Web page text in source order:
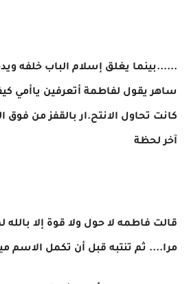
......بينما يغلق إسلام الباب خلفه
ساهر يقول لفاطمة أتعرفين ياأمي
كانت تحاول الانتح.ار بالقفز من فوق
آخر لحظة
قالت فاطمه لا حول ولا قوة إلا بالله
مرا.... ثم تنتبه قبل أن تكمل الاسم